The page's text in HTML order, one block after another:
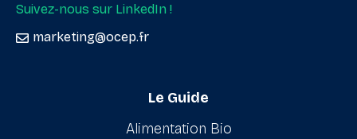
Suivez-nous sur LinkedIn !
marketing@ocep.fr
Le Guide
Alimentation Bio